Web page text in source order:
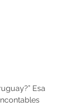
Esa